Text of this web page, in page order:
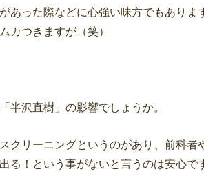
あった際などに心強い味方でもあり
カつきますが（笑）
半沢直樹」の影響でしょうか。
クリーニングというのがあり、前科者
る！という事がないと言うのは安心で